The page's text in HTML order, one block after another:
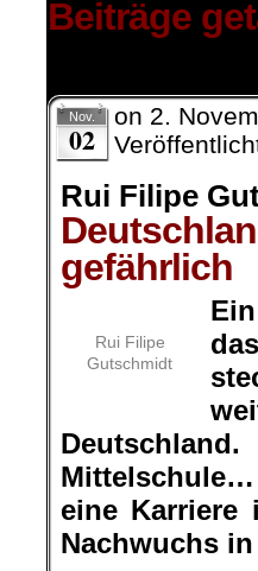
Beiträge
Nov.
02
on 2.
Rui Filipe
gefährlich
Rui Filipe
Gutschmidt
eine Karriere
Nachwuchs